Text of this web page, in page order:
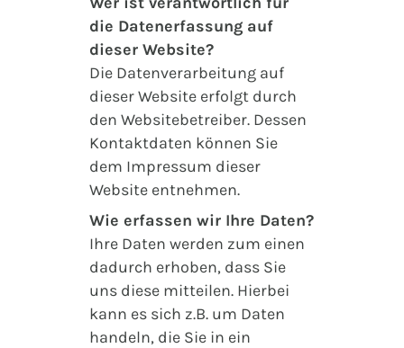
die Datenerfassung auf
dieser Website?
Die Datenverarbeitung auf
dieser Website erfolgt durch
den Websitebetreiber. Dessen
Kontaktdaten können Sie
dem Impressum dieser
Website entnehmen.
Wie erfassen wir Ihre Daten?
Ihre Daten werden zum einen
dadurch erhoben, dass Sie
uns diese mitteilen. Hierbei
kann es sich z.B. um Daten
handeln, die Sie in ein